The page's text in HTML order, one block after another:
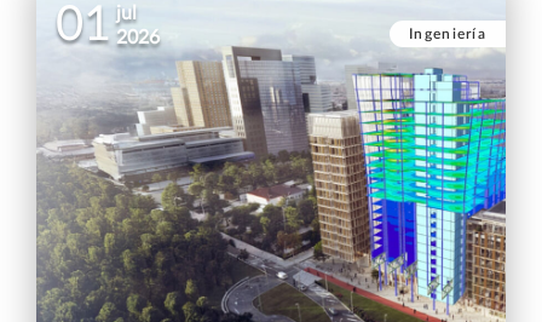
01 jul
2026
Ingeniería